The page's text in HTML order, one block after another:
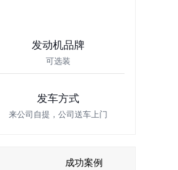
发动机品牌
可选装
发车方式
来公司自提，公司送车上门
成功案例